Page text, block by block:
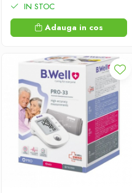
IN STOC
Adauga in cos